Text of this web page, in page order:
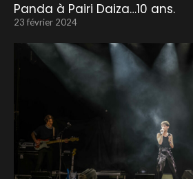
Panda à Pairi Daiza…10 ans.
23 février 2024